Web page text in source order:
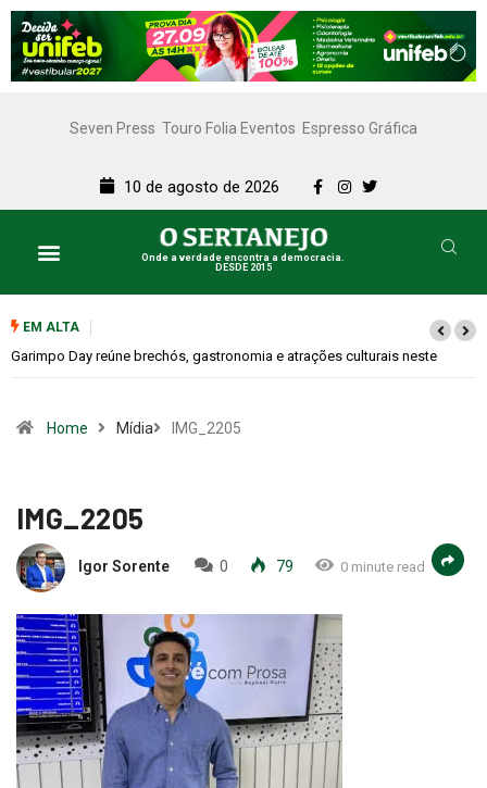
Seven Press Touro Folia Eventos Espresso Gráfica
10 de agosto de 2026
Onde a verdade encontra a democracia.
DESDE 2015
EM ALTA
brechós, gastronomia e atrações culturais neste Bugonia
Home Mídia IMG_2205
IMG_2205
Igor Sorente 0 79 0 minute read